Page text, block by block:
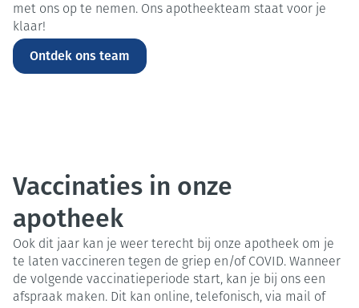
met ons op te nemen. Ons apotheekteam staat voor je
klaar!
Ontdek ons team
Vaccinaties in onze
apotheek
Ook dit jaar kan je weer terecht bij onze apotheek om je
te laten vaccineren tegen de griep en/of COVID. Wanneer
de volgende vaccinatieperiode start, kan je bij ons een
afspraak maken. Dit kan online, telefonisch, via mail of